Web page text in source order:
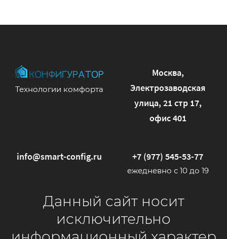
Технологии комфорта
Москва,
Электрозаводская
улица, 21 стр 17,
офис 401
info@smart-config.ru +7 (977) 545-53-77
ежедневно с 10 до 19
Данный сайт носит
исключительно